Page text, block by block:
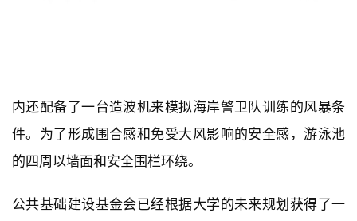
内还配备了一台造波机来模拟海岸警卫队训练的风暴条
件。为了形成围合感和免受大风影响的安全感，游泳池
的四周以墙面和安全围栏环绕。
公共基础建设基金会已经根据大学的未来规划获得了一